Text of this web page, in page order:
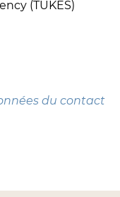
(TUKES)
du contact